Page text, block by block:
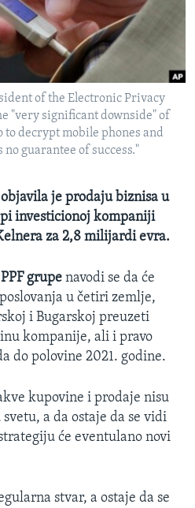
of the Electronic Privacy
"very significant downside" of
to decrypt mobile phones and
guarantee of success."
je prodaju biznisa u
investicionoj kompaniji
za 2,8 milijardi evra.
PPF grupe navodi se da će
u četiri zemlje,
i Bugarskoj preuzeti
kompanije, ali i pravo
do polovine 2021. godine.
kupovine i prodaje nisu
a da ostaje da se vidi
će eventulano novi
stvar, a ostaje da se